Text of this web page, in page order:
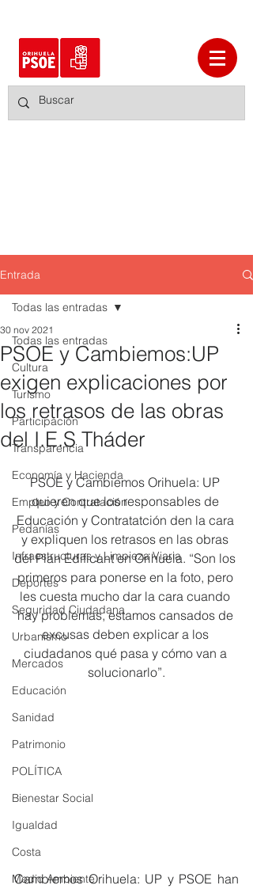
Entrada
Todas las entradas
Cultura
Turismo
Participación
Transparencia
Economía y Hacienda
Empleo y Contratación
Pedanías
Infraestructuras y Limpieza Viaria
Deportes
Seguridad Ciudadana
Urbanismo
Mercados
Educación
Sanidad
Patrimonio
POLÍTICA
Bienestar Social
Igualdad
Costa
Medio Ambiente
Todas las entradas
PSOE y Cambiemos:UP
exigen explicaciones por
los retrasos de las obras
del I.E.S Tháder
30 nov 2021
PSOE y Cambiemos Orihuela: UP
quieren que los responsables de
Educación y Contratatción den la cara
y expliquen los retrasos en las obras
del Plan Edificant en Orihuela. “Son los
primeros para ponerse en la foto, pero
les cuesta mucho dar la cara cuando
hay problemas, estamos cansados de
excusas deben explicar a los
ciudadanos qué pasa y cómo van a
solucionarlo”.
Cambiemos Orihuela: UP y PSOE han